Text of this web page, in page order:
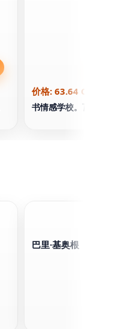
价格: 63.64 CNY
书情感学校。瓦西里·费
巴里·基奥根